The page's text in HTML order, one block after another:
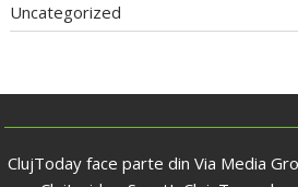
Uncategorized
ClujToday face parte din Via Media